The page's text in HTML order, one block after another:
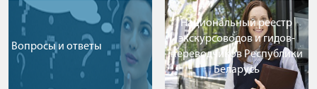
Вопросы и ответы
Национальный реестр
экскурсоводов и гидов-
переводчиков Республики
Беларусь